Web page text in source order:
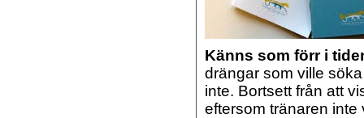
Känns som förr i
drängar som ville
inte. Bortsett från att
eftersom tränaren